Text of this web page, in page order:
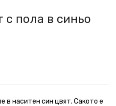
с пола в синьо
в наситен син цвят. Сакото е